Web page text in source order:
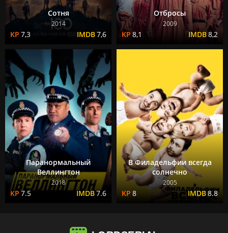
Сотня
2014
7,3 7,6
Отбросы
2009
8,1 8,2
Паранормальный
Веллингтон
2018
7.5 7.6
В Филадельфии всегда
солнечно
2005
8 8.8